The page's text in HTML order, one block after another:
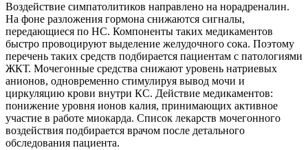
Воздействие симпатолитиков направлено на норадреналин.
На фоне разложения гормона снижаются сигналы,
передающиеся по НС. Компоненты таких медикаментов
быстро провоцируют выделение желудочного сока. Поэтому
перечень таких средств подбирается пациентам с патологиями
ЖКТ. Мочегонные средства снижают уровень натриевых
анионов, одновременно стимулируя вывод мочи и
циркуляцию крови внутри КС. Действие медикаментов:
понижение уровня ионов калия, принимающих активное
участие в работе миокарда. Список лекарств мочегонного
воздействия подбирается врачом после детального
обследования пациента.